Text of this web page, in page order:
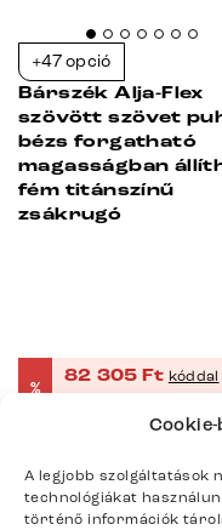
A legjobb szolgáltatások
technológiákat
történő információk
+47 opció
Bárszék Alja-Flex
szövött szövet
bézs forgatható
magasságban
fém titánszínű
zsákrugó
%
82 305 Ft kóddal
Készleten > 10 db
08.14 – 08.19 Önnél